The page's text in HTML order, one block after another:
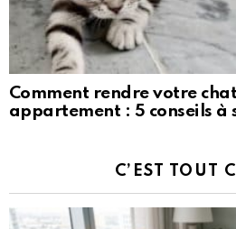
Comment rendre votre
appartement : 5 conseils à
C’EST TOUT